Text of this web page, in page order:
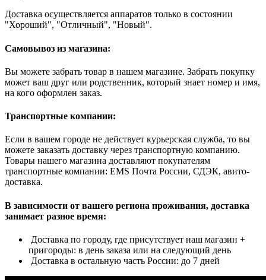
Доставка осуществляется аппаратов только в состоянии
"Хороший", "Отличный", "Новый".
Самовывоз из магазина:
Вы можете забрать товар в нашем магазине. Забрать покупку
может ваш друг или родственник, который знает номер и имя,
на кого оформлен заказ.
Транспортные компании:
Если в вашем городе не действует курьерская служба, то вы
можете заказать доставку через транспортную компанию.
Товары нашего магазина доставляют покупателям
транспортные компании: EMS Почта России, СДЭК, авито-
доставка.
В зависимости от вашего региона проживания, доставка
занимает разное время:
Доставка по городу, где присутствует наш магазин +
пригороды: в день заказа или на следующий день
Доставка в остальную часть России: до 7 дней